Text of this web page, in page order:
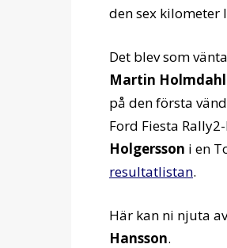
den sex kilometer
Det blev som
Martin Holmdahl
på den första
Ford Fiesta
Holgersson i en
resultatlistan.
Här kan ni njuta
Hansson.